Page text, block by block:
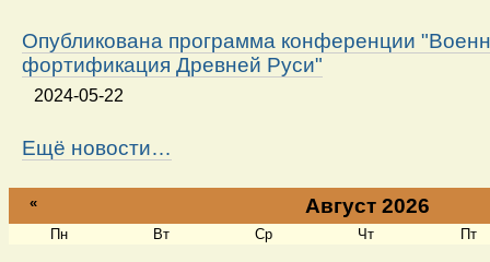
Опубликована программа конференции
фортификация Древней Руси"
2024-05-22
Ещё новости…
« Август 2026
Пн Вт Ср Чт Пт